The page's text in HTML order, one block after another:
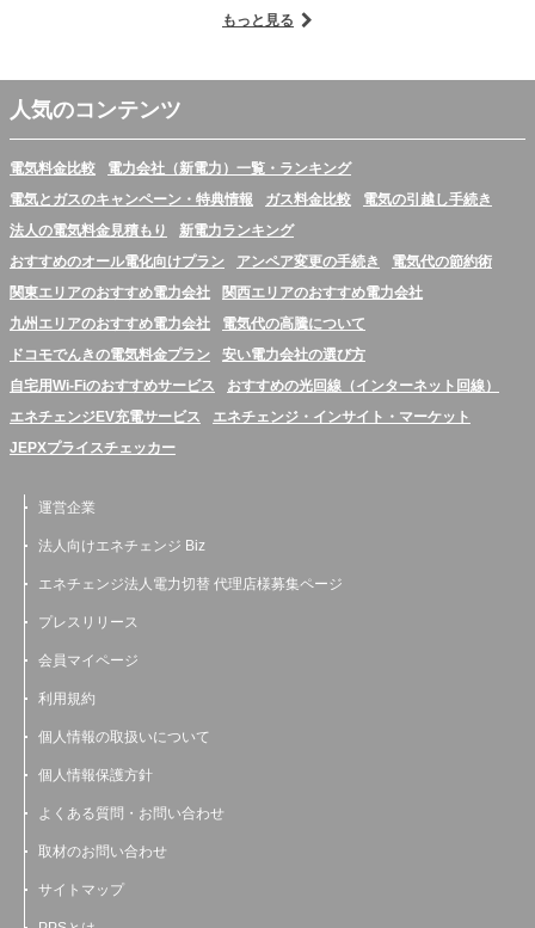
もっと見る
人気のコンテンツ
電気料金比較
電力会社（新電力）一覧・ランキング
電気とガスのキャンペーン・特典情報
ガス料金比較
電気の引越し手続き
法人の電気料金見積もり
新電力ランキング
おすすめのオール電化向けプラン
アンペア変更の手続き
電気代の節約術
関東エリアのおすすめ電力会社
関西エリアのおすすめ電力会社
九州エリアのおすすめ電力会社
電気代の高騰について
ドコモでんきの電気料金プラン
安い電力会社の選び方
自宅用Wi-Fiのおすすめサービス
おすすめの光回線（インターネット回線）
エネチェンジEV充電サービス
エネチェンジ・インサイト・マーケット
JEPXプライスチェッカー
運営企業
法人向けエネチェンジ Biz
エネチェンジ法人電力切替 代理店様募集ページ
プレスリリース
会員マイページ
利用規約
個人情報の取扱いについて
個人情報保護方針
よくある質問・お問い合わせ
取材のお問い合わせ
サイトマップ